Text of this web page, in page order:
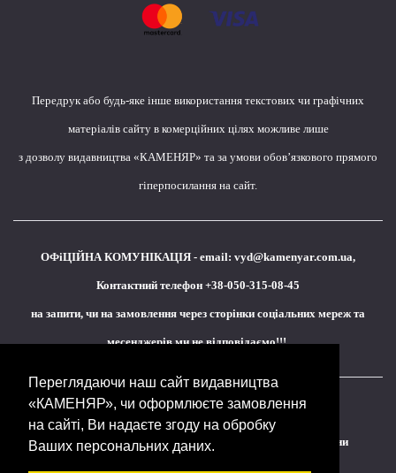
Переглядаючи наш сайт видавництва
«КАМЕНЯР», чи оформлюєте замовлення
на сайті, Ви надаєте згоду на обробку
Ваших персональних даних.
Передрук або будь-яке інше використання текстових чи графічних
матеріалів сайту в комерційних цілях можливе лише
з дозволу видавництва «КАМЕНЯР» та за умови обов’язкового прямого
гіперпосилання на сайт.
ОФіЦІЙНА КОМУНІКАЦІЯ - email: vyd@kamenyar.com.ua,
Контактний телефон +38-050-315-08-45
на запити, чи на замовлення через сторінки соціальних мереж та
месенджерів ми не відповідаємо!!!
Кожне наше видання - це внесок у спротив,
у збереження ідентичності та неминучу перемогу України
(видавництво «КАМЕНЯР»)